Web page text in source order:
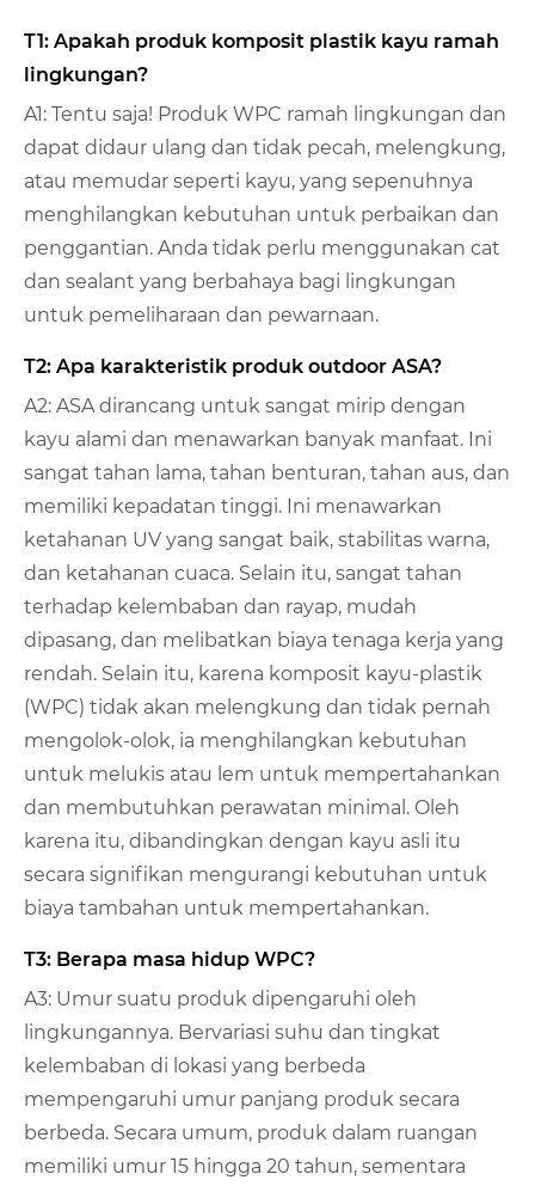
T1: Apakah produk komposit plastik kayu ramah
lingkungan?
A1: Tentu saja! Produk WPC ramah lingkungan dan
dapat didaur ulang dan tidak pecah, melengkung,
atau memudar seperti kayu, yang sepenuhnya
menghilangkan kebutuhan untuk perbaikan dan
penggantian. Anda tidak perlu menggunakan cat
dan sealant yang berbahaya bagi lingkungan
untuk pemeliharaan dan pewarnaan.
T2: Apa karakteristik produk outdoor ASA?
A2: ASA dirancang untuk sangat mirip dengan
kayu alami dan menawarkan banyak manfaat. Ini
sangat tahan lama, tahan benturan, tahan aus, dan
memiliki kepadatan tinggi. Ini menawarkan
ketahanan UV yang sangat baik, stabilitas warna,
dan ketahanan cuaca. Selain itu, sangat tahan
terhadap kelembaban dan rayap, mudah
dipasang, dan melibatkan biaya tenaga kerja yang
rendah. Selain itu, karena komposit kayu-plastik
(WPC) tidak akan melengkung dan tidak pernah
mengolok-olok, ia menghilangkan kebutuhan
untuk melukis atau lem untuk mempertahankan
dan membutuhkan perawatan minimal. Oleh
karena itu, dibandingkan dengan kayu asli itu
secara signifikan mengurangi kebutuhan untuk
biaya tambahan untuk mempertahankan.
T3: Berapa masa hidup WPC?
A3: Umur suatu produk dipengaruhi oleh
lingkungannya. Bervariasi suhu dan tingkat
kelembaban di lokasi yang berbeda
mempengaruhi umur panjang produk secara
berbeda. Secara umum, produk dalam ruangan
memiliki umur 15 hingga 20 tahun, sementara